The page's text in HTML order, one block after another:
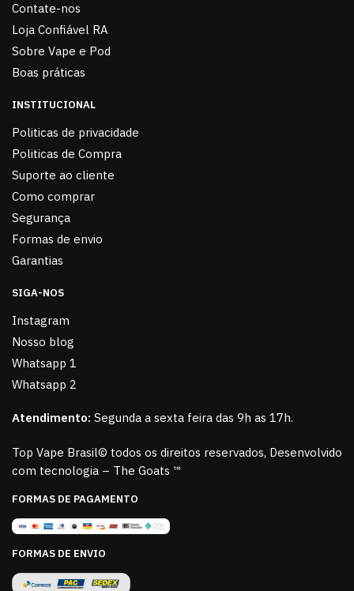
Contate-nos
Loja Confiável RA
Sobre Vape e Pod
Boas práticas
INSTITUCIONAL
Politicas de privacidade
Politicas de Compra
Suporte ao cliente
Como comprar
Segurança
Formas de envio
Garantias
SIGA-NOS
Instagram
Nosso blog
Whatsapp 1
Whatsapp 2
Atendimento: Segunda a sexta feira das 9h as 17h.
Top Vape Brasil© todos os direitos reservados, Desenvolvido
com tecnologia – The Goats ™
FORMAS DE PAGAMENTO
FORMAS DE ENVIO